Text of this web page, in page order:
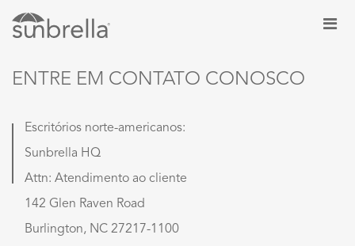
ENTRE EM CONTATO CONOSCO
Escritórios norte-americanos:
Sunbrella HQ
Attn: Atendimento ao cliente
142 Glen Raven Road
Burlington, NC 27217-1100